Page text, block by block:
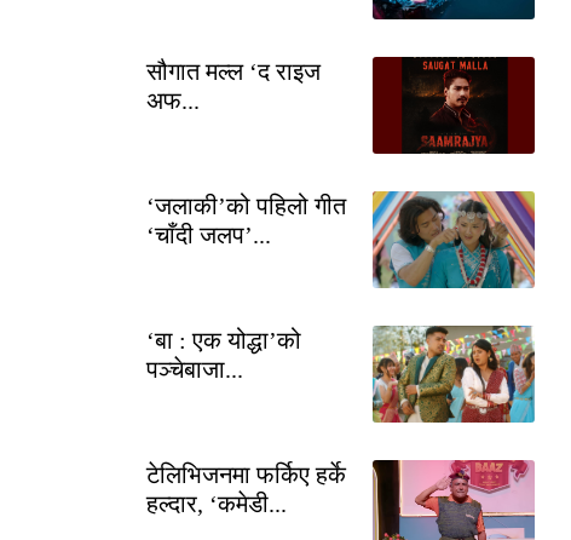
सौगात मल्ल ‘द राइज
अफ...
‘जलाकी’को पहिलो गीत
‘चाँदी जलप’...
‘बा : एक योद्धा’को
पञ्चेबाजा...
टेलिभिजनमा फर्किए हर्के
हल्दार, ‘कमेडी...